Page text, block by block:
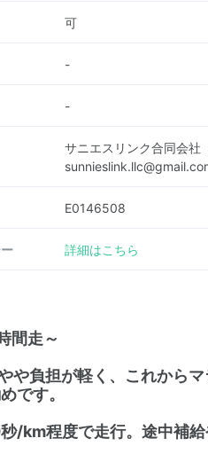
可
-
-
サニエスリンク合同会社
E0146508
詳細はこちら
間走～
や負担が軽く、これから
です。
/km程度で走行。途中補給